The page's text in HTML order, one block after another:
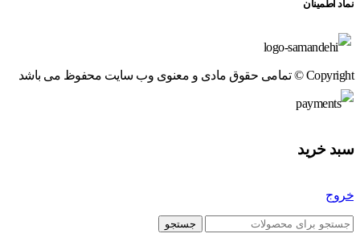
نماد اطمینان
Copyright © تمامی حقوق مادی و معنوی وب سایت محفوظ می باشد
سبد خرید
خروج
جستجو